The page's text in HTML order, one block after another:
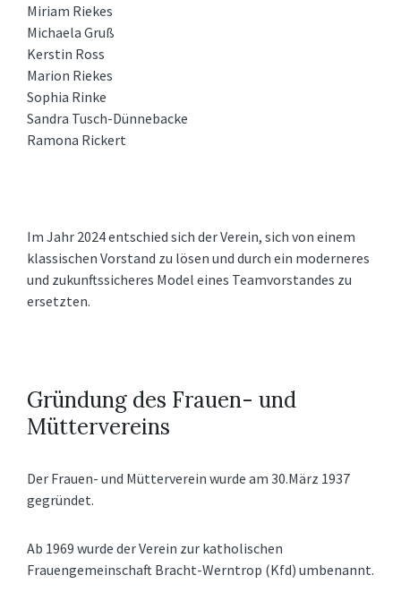
Miriam Riekes
Michaela Gruß
Kerstin Ross
Marion Riekes
Sophia Rinke
Sandra Tusch-Dünnebacke
Ramona Rickert
Im Jahr 2024 entschied sich der Verein, sich von einem
klassischen Vorstand zu lösen und durch ein moderneres
und zukunftssicheres Model eines Teamvorstandes zu
ersetzten.
Gründung des Frauen- und
Müttervereins
Der Frauen- und Mütterverein wurde am 30.März 1937
gegründet.
Ab 1969 wurde der Verein zur katholischen
Frauengemeinschaft Bracht-Werntrop (Kfd) umbenannt.